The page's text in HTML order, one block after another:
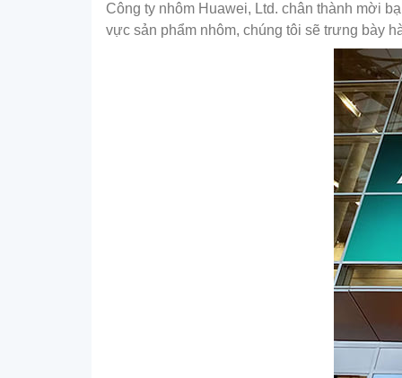
Công ty nhôm Huawei, Ltd. chân thành mời
vực sản phẩm nhôm, chúng tôi sẽ trưng bày